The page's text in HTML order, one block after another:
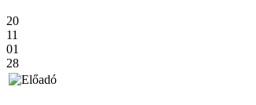
20
11
01
28